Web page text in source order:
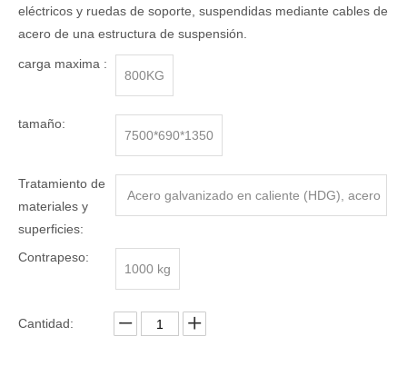
eléctricos y ruedas de soporte, suspendidas mediante cables de
acero de una estructura de suspensión.
carga maxima :
800KG
tamaño:
7500*690*1350
Tratamiento de
materiales y
superficies:
Acero galvanizado en caliente (HDG), acero
Contrapeso:
1000 kg
Cantidad: